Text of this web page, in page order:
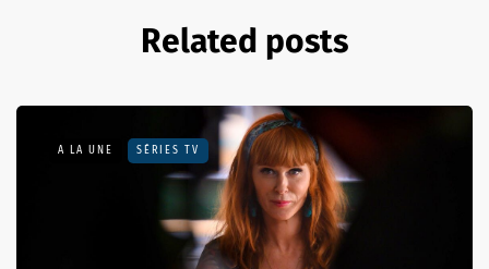
Related posts
A LA UNE SÉRIES TV